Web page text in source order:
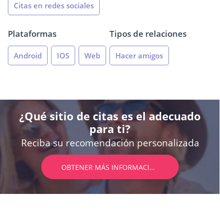
Citas en redes sociales
Plataformas
Android IOS Web
Tipos de relaciones
Hacer amigos
¿Qué sitio de citas es el adecuado
para ti?
Reciba su recomendación personalizada
OBTENER MÁS INFORMACIÓN